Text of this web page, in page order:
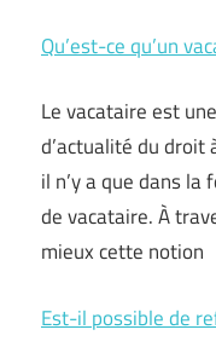
Qu’est-ce qu’un
Le vacataire est
d’actualité du droit
il n’y a que dans la
de vacataire. À
mieux cette notion
Est-il possible de